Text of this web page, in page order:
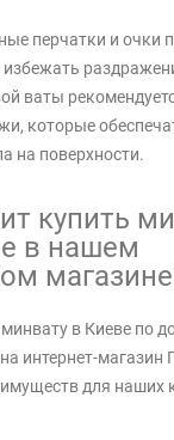
перчатки и очки
избежать
ваты
которые
на поверхности.
купить
в нашем
в Киеве по
интернет-магазин
для наших